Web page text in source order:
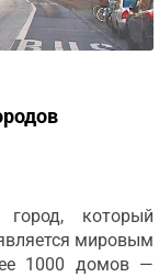
который
мировым
1000 домов —